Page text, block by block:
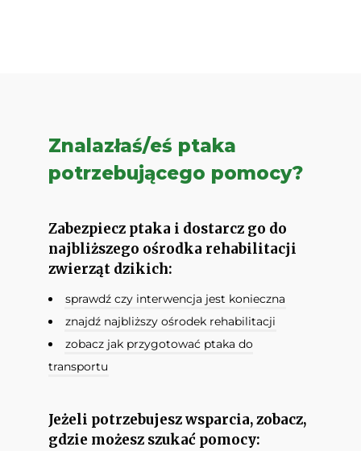
Znalazłaś/eś ptaka
potrzebującego pomocy?
Zabezpiecz ptaka i dostarcz go do
najbliższego ośrodka rehabilitacji
zwierząt dzikich:
sprawdź czy interwencja jest konieczna
znajdź najbliższy ośrodek rehabilitacji
zobacz jak przygotować ptaka do
transportu
Jeżeli potrzebujesz wsparcia, zobacz,
gdzie możesz szukać pomocy: